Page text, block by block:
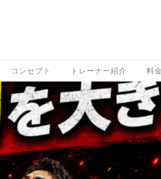
コンセプト トレーナー紹介 料金